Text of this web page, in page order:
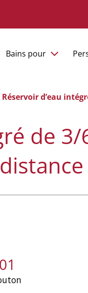
Bains pour
Réservoir d’eau
de